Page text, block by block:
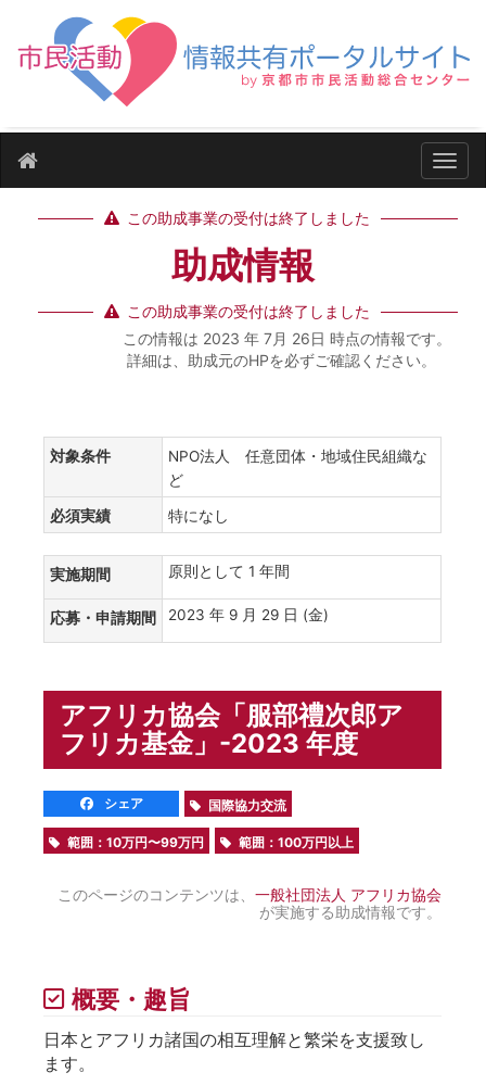
ナビ
この助成事業の受付は終了しました
助成情報
この助成事業の受付は終了しました
この情報は 2023 年 7月 26日 時点の情報です。
詳細は、助成元のHPを必ずご確認ください。
対象条件
NPO法人 任意団体・地域住民組織な
ど
必須実績 特になし
実施期間 原則として 1 年間
応募・申請期間 2023 年 9 月 29 日 (金)
アフリカ協会「服部禮次郎ア
フリカ基金」-2023 年度
シェア 国際協力交流
範囲：10万円〜99万円 範囲：100万円以上
このページのコンテンツは、一般社団法人 アフリカ協会
が実施する助成情報です。
概要・趣旨
日本とアフリカ諸国の相互理解と繁栄を支援致し
ます。